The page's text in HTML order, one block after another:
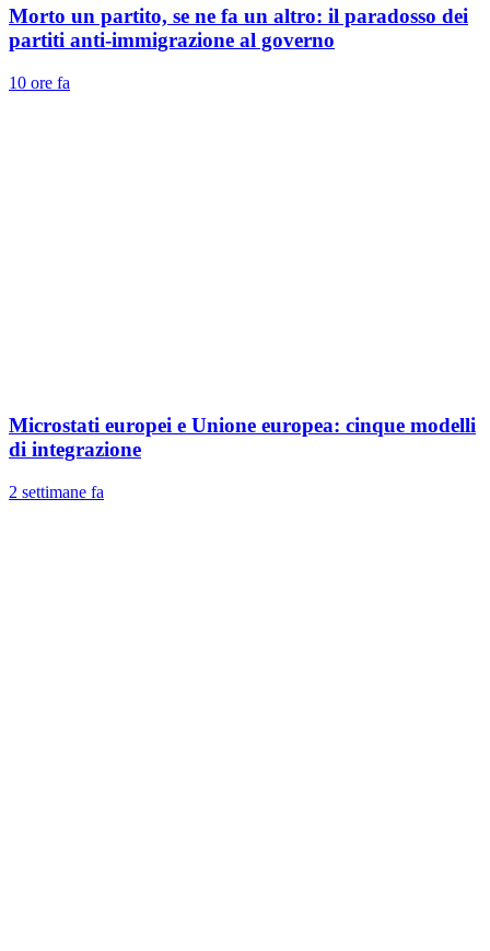
Morto un partito, se ne fa un altro: il paradosso dei
partiti anti-immigrazione al governo
10 ore fa
Microstati europei e Unione europea: cinque modelli
di integrazione
2 settimane fa